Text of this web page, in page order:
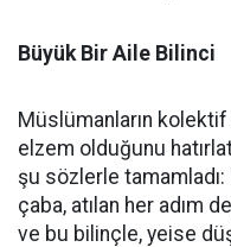
Büyük Bir Aile Bilinci
Müslümanların
elzem olduğunu
şu sözlerle
çaba, atılan her adım
ve bu bilinçle, yeise